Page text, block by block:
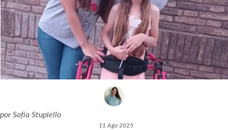
porSofía Stupiello
11 Ago 2025